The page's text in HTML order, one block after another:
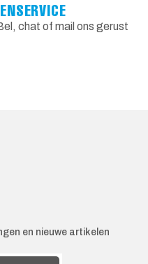
chat of mail ons gerust
en nieuwe artikelen